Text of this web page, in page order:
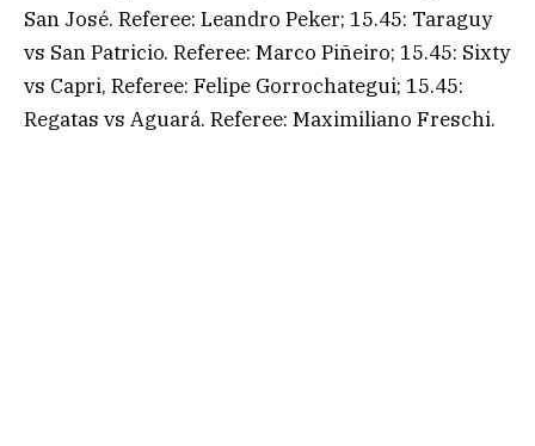
San José. Referee: Leandro Peker; 15.45: Taraguy
vs San Patricio. Referee: Marco Piñeiro; 15.45: Sixty
vs Capri, Referee: Felipe Gorrochategui; 15.45:
Regatas vs Aguará. Referee: Maximiliano Freschi.